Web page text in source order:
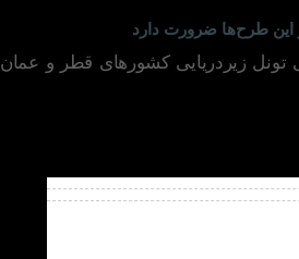
این طرح‌ها ضرورت دارد
تونل زیردریایی کشور‌های قطر و عمان